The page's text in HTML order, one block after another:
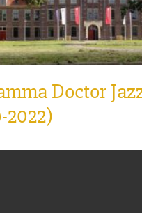
Doctor Jazz
2022)
Doctor Jazz Dag 111